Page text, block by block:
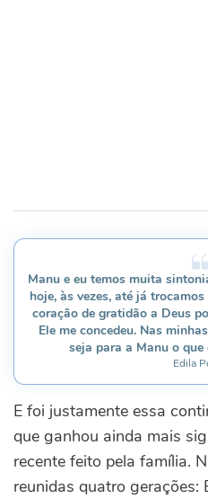
Manu e eu temos muita
hoje, às vezes, até já
coração de gratidão a Deus
Ele me concedeu. Nas
seja para a Manu o
Edila
E foi justamente essa
que ganhou ainda mais
recente feito pela família.
reunidas quatro gerações: